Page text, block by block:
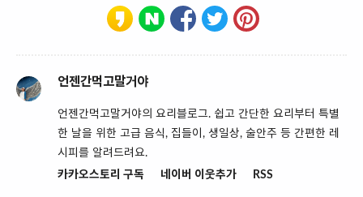
언젠간먹고말거야
언젠간먹고말거야의 요리블로그. 쉽고 간단한 요리부터 특별
한 날을 위한 고급 음식, 집들이, 생일상, 술안주 등 간편한 레
시피를 알려드려요.
카카오스토리 구독
네이버 이웃추가 RSS